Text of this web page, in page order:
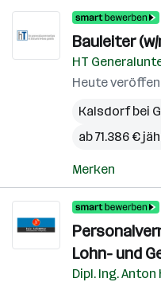
Bauleiter (w/
HT
Heute
Kalsdorf bei
ab 71.386 €
Merken
Lohn- und
Dipl. Ing.